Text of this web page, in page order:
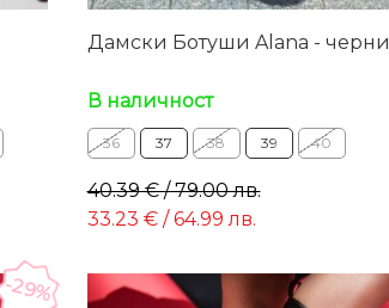
Дамски Ботуши Alana - черни
В наличност
36 37 38 39 40
40.39 € / 79.00 лв.
33.23 € / 64.99 лв.
-29%